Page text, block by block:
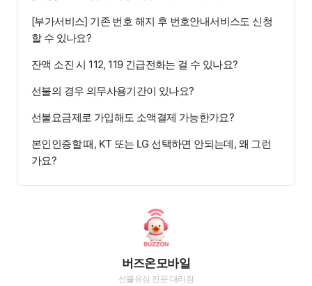
[부가서비스] 기존 번호 해지 후 번호안내서비스도 신청
할 수 있나요?
잔액 소진 시 112, 119 긴급전화는 걸 수 있나요?
선불의 경우 의무사용기간이 있나요?
선불요금제로 가입해도 소액결제 가능한가요?
본인인증할 때, KT 또는 LG 선택하면 안되는데, 왜 그런
가요?
버즈온모바일
선불유심 전문 대리점